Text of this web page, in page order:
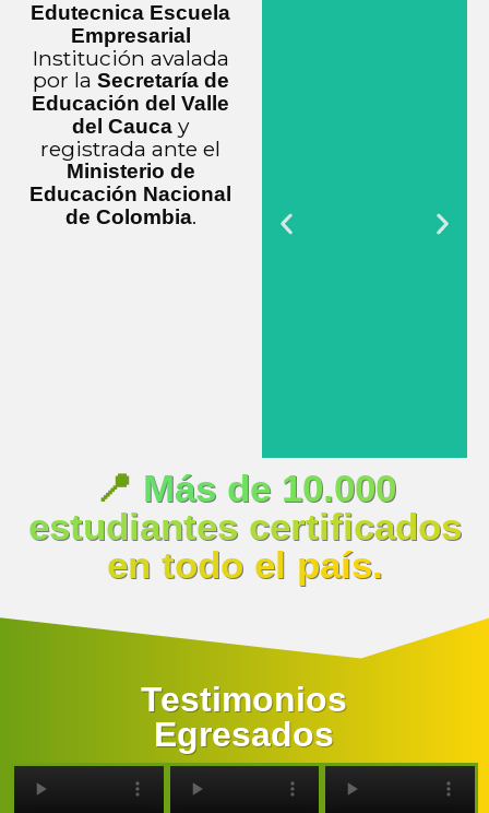
Edutecnica Escuela
Empresarial
Institución avalada
por la Secretaría de
Educación del Valle
del Cauca y
registrada ante el
Ministerio de
Educación Nacional
de Colombia.
📍 Más de 10.000
estudiantes certificados
en todo el país.
Testimonios
Egresados